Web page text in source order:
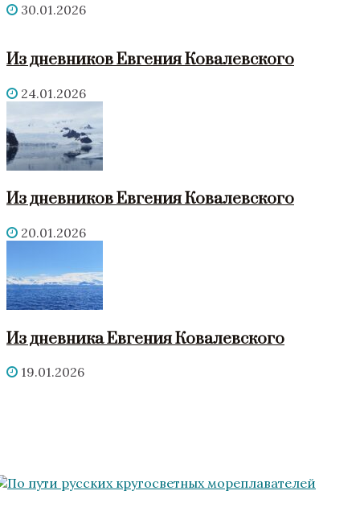
30.01.2026
Из дневников Евгения Ковалевского
24.01.2026
Из дневников Евгения Ковалевского
20.01.2026
Из дневника Евгения Ковалевского
19.01.2026